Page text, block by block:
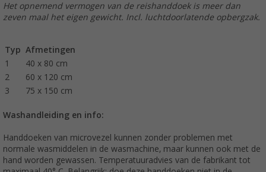
Het opnemend vermogen van de reishanddoek is meer dan
zeven maal het eigen gewicht. Incl. luchtdoorlatende opbergzak.
Typ Afmetingen
1
40 x 80 cm
2
60 x 120 cm
3
75 x 150 cm
Washandleiding en info:
Handdoeken van microvezel kunnen zonder problemen met
normale wasmiddelen in de wasmachine, maar kunnen ook met de
hand worden gewassen. Temperatuuradvies van de fabrikant tot